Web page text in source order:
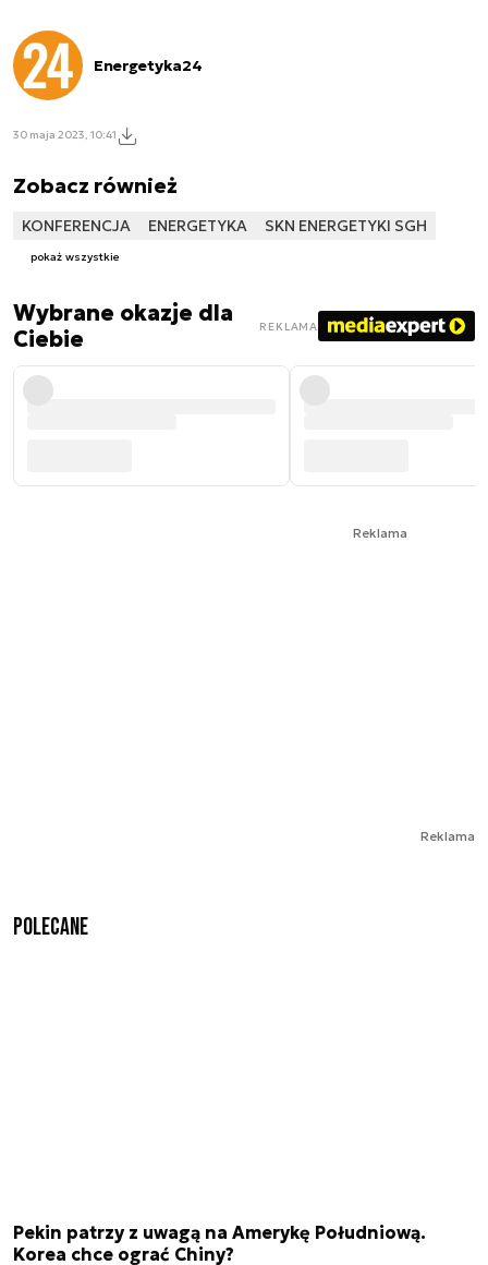
Energetyka24
30 maja 2023, 10:41
Zobacz również
KONFERENCJA ENERGETYKA SKN ENERGETYKI SGH
pokaż wszystkie
Wybrane okazje dla
Ciebie
REKLAMA
Reklama
Reklama
Polecane
Pekin patrzy z uwagą na Amerykę Południową.
Korea chce ograć Chiny?